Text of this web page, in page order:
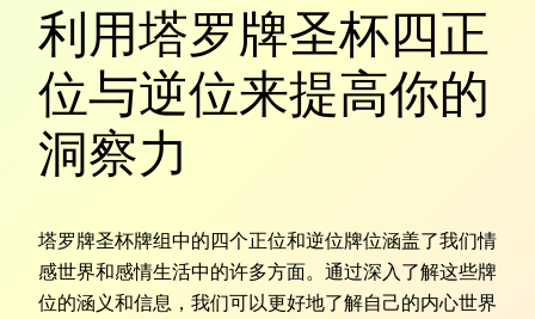
利用塔罗牌圣杯四正
位与逆位来提高你的
洞察力
塔罗牌圣杯牌组中的四个正位和逆位牌位涵盖了我们情
感世界和感情生活中的许多方面。通过深入了解这些牌
位的涵义和信息，我们可以更好地了解自己的内心世界